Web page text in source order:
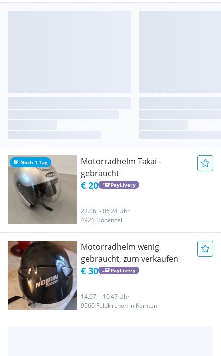
Noch 1 Tag
Motorradhelm Takai -
gebraucht
€ 20 PayLivery
22.06. - 06:24 Uhr
4921 Hohenzell
Motorradhelm wenig
gebraucht, zum verkaufen
€ 30 PayLivery
14.07. - 10:47 Uhr
9560 Feldkirchen in Kärnten